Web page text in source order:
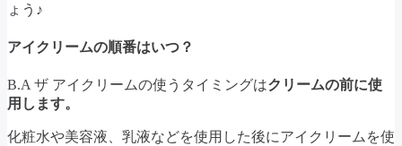
ょう♪
アイクリームの順番はいつ？
B.A ザ アイクリームの使うタイミングはクリームの前に使
用します。
化粧水や美容液、乳液などを使用した後にアイクリームを使